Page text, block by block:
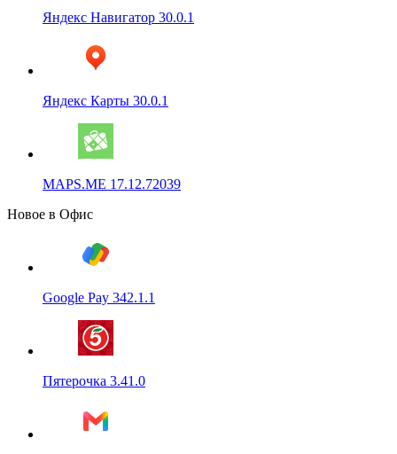
Яндекс Навигатор 30.0.1
Яндекс Карты 30.0.1
MAPS.ME 17.12.72039
Новое в Офис
Google Pay 342.1.1
Пятерочка 3.41.0